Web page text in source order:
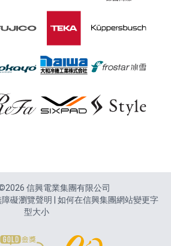
信興電業集團有限公司
障礙瀏覽聲明 | 如何在信興集團網站變更字
型大小